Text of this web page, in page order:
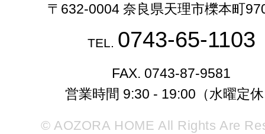
〒632-0004 奈良県天理市櫟本町
TEL. 0743-65-1103
FAX. 0743-87-9581
営業時間 9:30 - 19:00（水曜定
© AOZORA HOME All Rights Are